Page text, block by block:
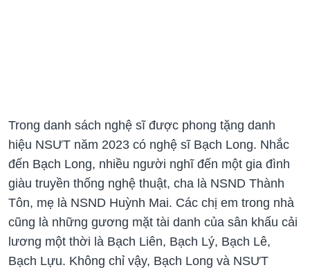
Trong danh sách nghệ sĩ được phong tặng danh
hiệu NSƯT năm 2023 có nghệ sĩ Bạch Long. Nhắc
đến Bạch Long, nhiều người nghĩ đến một gia đình
giàu truyền thống nghệ thuật, cha là NSND Thành
Tôn, mẹ là NSND Huỳnh Mai. Các chị em trong nhà
cũng là những gương mặt tài danh của sân khấu cải
lương một thời là Bạch Liên, Bạch Lý, Bạch Lê,
Bạch Lựu. Không chỉ vậy, Bạch Long và NSƯT